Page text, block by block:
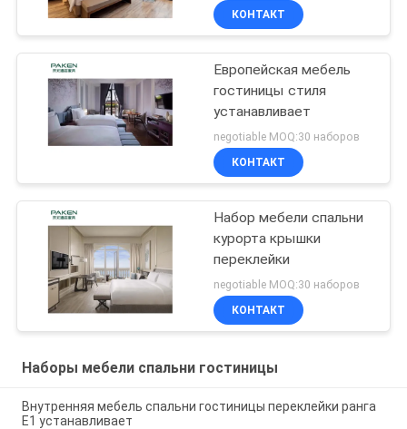
КОНТАКТ
Европейская мебель
гостиницы стиля
устанавливает
negotiable MOQ:30 наборов
КОНТАКТ
Набор мебели спальни
курорта крышки
переклейки
negotiable MOQ:30 наборов
КОНТАКТ
Наборы мебели спальни гостиницы
Внутренняя мебель спальни гостиницы переклейки ранга
E1 устанавливает